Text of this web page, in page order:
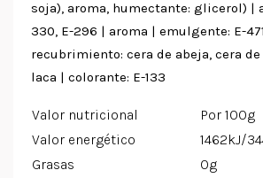
soja), aroma, humectante: glicerol) |
330, E-296 | aroma | emulgente: E-
recubrimiento: cera de abeja, cera
laca | colorante: E-133
Valor nutricional
Por 100g
Valor energético
1462kJ/
Grasas
0g